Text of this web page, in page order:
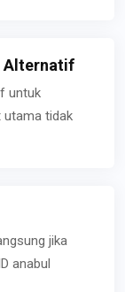
Alternatif
untuk
utama tidak
jika
anabul